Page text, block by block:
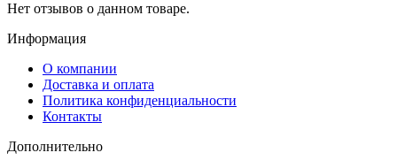
Нет отзывов о данном товаре.
Информация
О компании
Доставка и оплата
Политика конфиденциальности
Контакты
Дополнительно